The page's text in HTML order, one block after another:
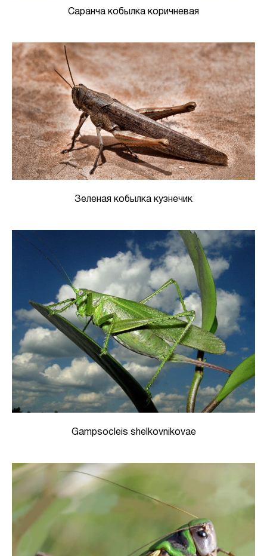
Саранча кобылка коричневая
Зеленая кобылка кузнечик
Gampsocleis shelkovnikovae